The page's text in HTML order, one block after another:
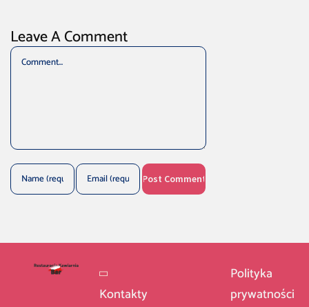
Leave A Comment
Comment
Kontakty
Polityka
prywatności